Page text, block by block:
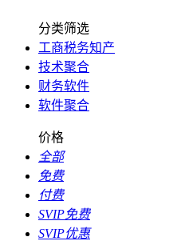
分类筛选
工商税务知产
技术聚合
财务软件
软件聚合
价格
全部
免费
付费
SVIP免费
SVIP优惠